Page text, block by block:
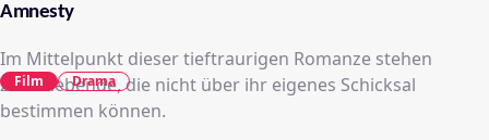
Amnesty
Im Mittelpunkt dieser tieftraurigen Romanze stehen
zwei Liebende, die nicht über ihr eigenes Schicksal
bestimmen können.
Film Drama